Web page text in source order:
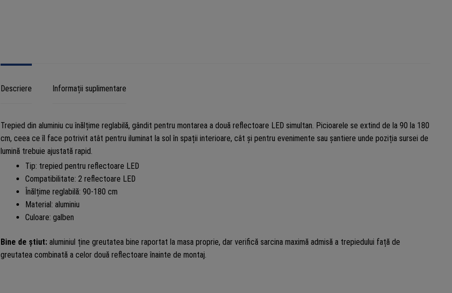
Descriere Informații suplimentare
Trepied din aluminiu cu înălțime reglabilă, gândit pentru montarea a două reflectoare LED simultan. Picioarele se extind de la 90 la 180
cm, ceea ce îl face potrivit atât pentru iluminat la sol în spații interioare, cât și pentru evenimente sau șantiere unde poziția sursei de
lumină trebuie ajustată rapid.
Tip: trepied pentru reflectoare LED
Compatibilitate: 2 reflectoare LED
Înălțime reglabilă: 90-180 cm
Material: aluminiu
Culoare: galben
Bine de știut:aluminiul ține greutatea bine raportat la masa proprie, dar verifică sarcina maximă admisă a trepiedului față de
greutatea combinată a celor două reflectoare înainte de montaj.